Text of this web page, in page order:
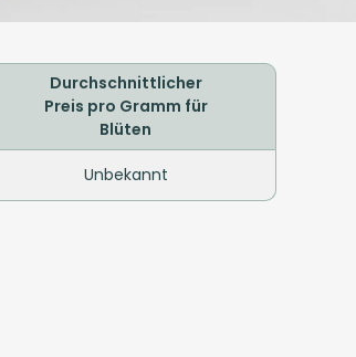
Durchschnittlicher
Preis pro Gramm für
Blüten
Unbekannt